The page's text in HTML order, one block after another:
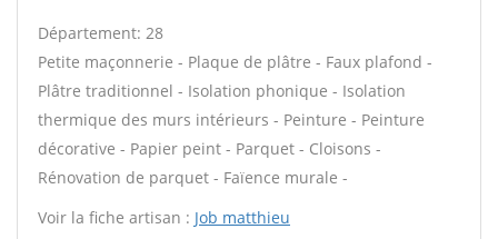
Département: 28
Petite maçonnerie - Plaque de plâtre - Faux plafond -
Plâtre traditionnel - Isolation phonique - Isolation
thermique des murs intérieurs - Peinture - Peinture
décorative - Papier peint - Parquet - Cloisons -
Rénovation de parquet - Faïence murale -
Voir la fiche artisan : Job matthieu